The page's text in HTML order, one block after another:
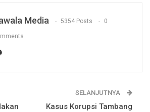
Media 5354 Posts 0
SELANJUTNYA
Kasus Korupsi Tambang